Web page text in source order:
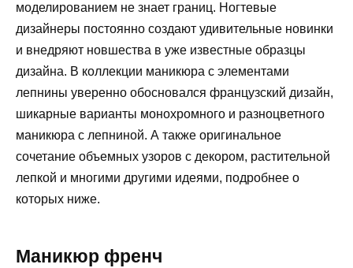
моделированием не знает границ. Ногтевые
дизайнеры постоянно создают удивительные новинки
и внедряют новшества в уже известные образцы
дизайна. В коллекции маникюра с элементами
лепнины уверенно обосновался французский дизайн,
шикарные варианты монохромного и разноцветного
маникюра с лепниной. А также оригинальное
сочетание объемных узоров с декором, растительной
лепкой и многими другими идеями, подробнее о
которых ниже.
Маникюр френч